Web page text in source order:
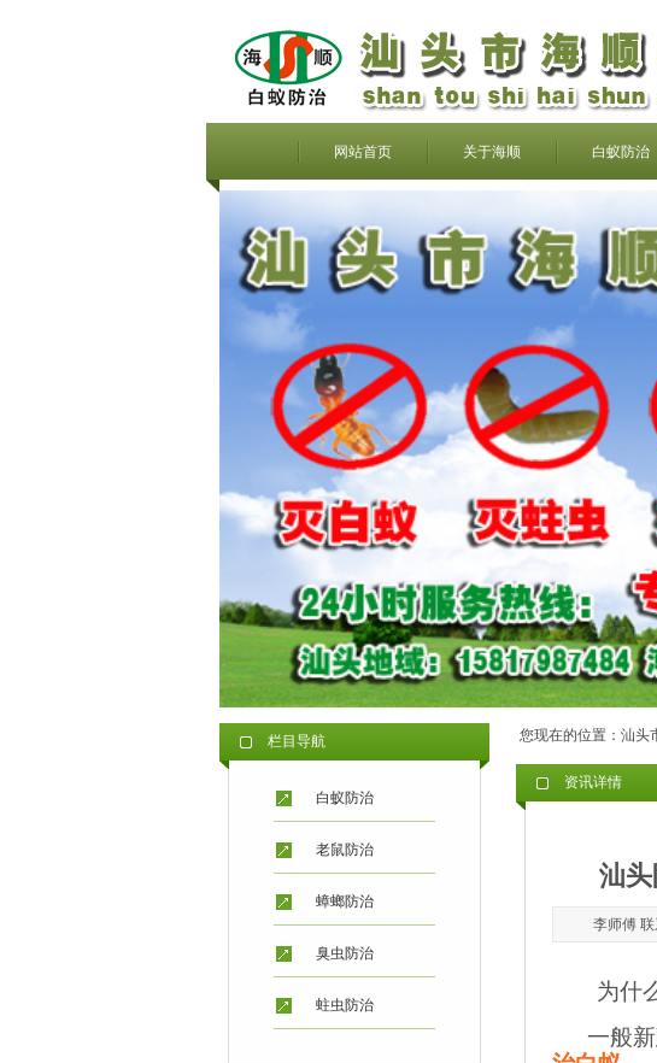
网站首页 关于海顺 白蚁防治
栏目导航
白蚁防治
老鼠防治
蟑螂防治
臭虫防治
蛀虫防治
您现在的位置： 汕头
资讯详情
汕
李师傅
为什
一般